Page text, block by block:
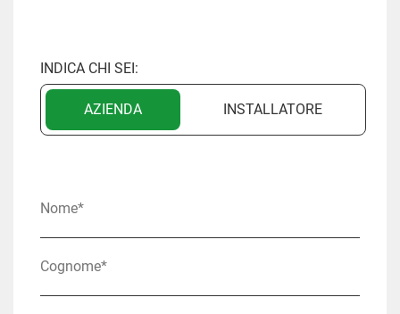
INDICA CHI SEI:
AZIENDA INSTALLATORE